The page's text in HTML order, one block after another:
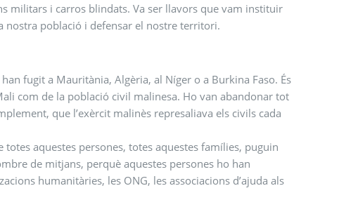
militars i carros blindats. Va ser llavors que vam instituir
nostra població i defensar el nostre territori.
fugit a Mauritània, Algèria, al Níger o a Burkina Faso. És
com de la població civil malinesa. Ho van abandonar tot
que l’exèrcit malinès represaliava els civils cada
aquestes persones, totes aquestes famílies, puguin
de mitjans, perquè aquestes persones ho han
humanitàries, les ONG, les associacions d’ajuda als